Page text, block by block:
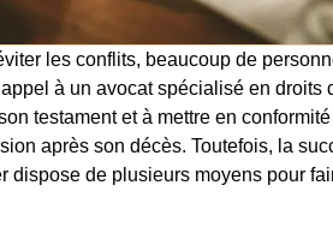
les conflits, beaucoup de
à un avocat spécialisé en droits
testament et à mettre en
après son décès. Toutefois, la
dispose de plusieurs moyens pour